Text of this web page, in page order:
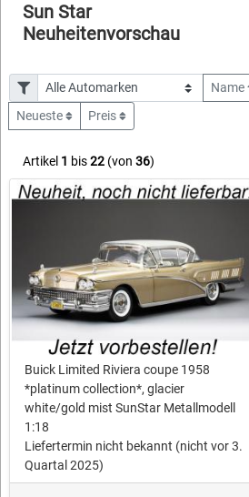
Sun Star
Neuheitenvorschau
Name
Neueste
Preis
Artikel 1 bis22 (von 36)
Buick Limited Riviera coupe 1958
*platinum collection*, glacier
white/gold mist SunStar Metallmodell
1:18
Liefertermin nicht bekannt (nicht vor 3.
Quartal 2025)